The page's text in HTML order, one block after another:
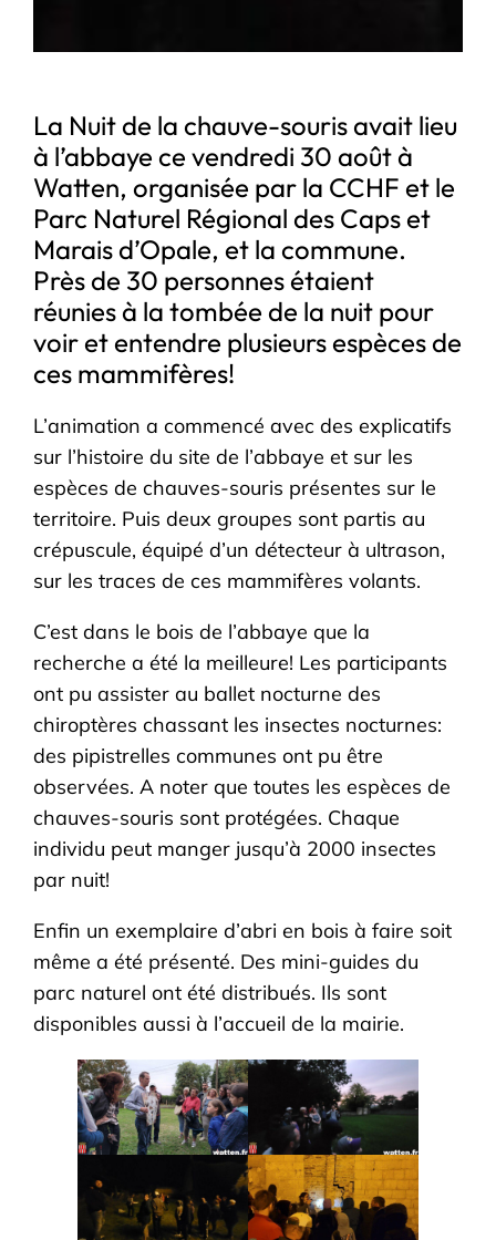
La Nuit de la chauve-souris avait lieu
à l’abbaye ce vendredi 30 août à
Watten, organisée par la CCHF et le
Parc Naturel Régional des Caps et
Marais d’Opale, et la commune.
Près de 30 personnes étaient
réunies à la tombée de la nuit pour
voir et entendre plusieurs espèces de
ces mammifères!
L’animation a commencé avec des explicatifs
sur l’histoire du site de l’abbaye et sur les
espèces de chauves-souris présentes sur le
territoire. Puis deux groupes sont partis au
crépuscule, équipé d’un détecteur à ultrason,
sur les traces de ces mammifères volants.
C’est dans le bois de l’abbaye que la
recherche a été la meilleure! Les participants
ont pu assister au ballet nocturne des
chiroptères chassant les insectes nocturnes:
des pipistrelles communes ont pu être
observées. A noter que toutes les espèces de
chauves-souris sont protégées. Chaque
individu peut manger jusqu’à 2000 insectes
par nuit!
Enfin un exemplaire d’abri en bois à faire soit
même a été présenté. Des mini-guides du
parc naturel ont été distribués. Ils sont
disponibles aussi à l’accueil de la mairie.